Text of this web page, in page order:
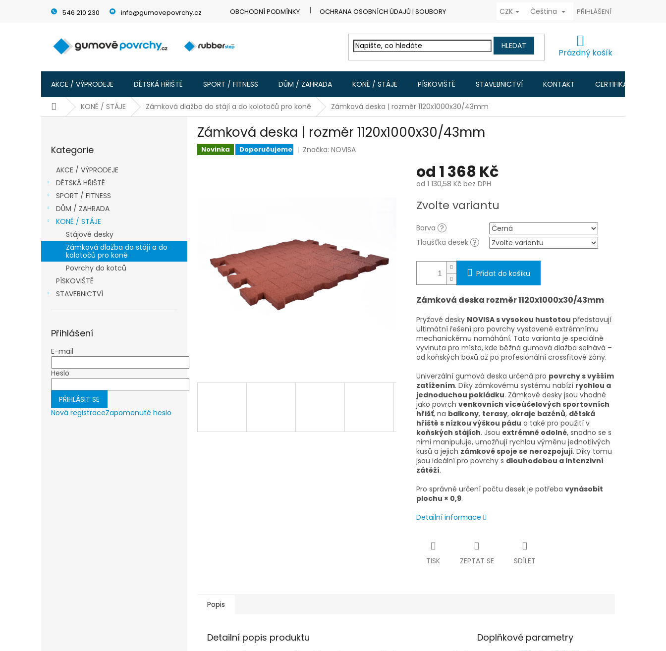
546 210 230 info@gumovepovrchy.cz OBCHODNÍ PODMÍNKY OCHRANA OSOBNÍCH ÚDAJŮ | SOUBORY COOKIES FORMULÁŘ ODSTOUPENÍ OD KUPNÍ SMLOUVY
CZK Čeština PŘIHLÁŠENÍ
HLEDAT
KOŠÍK
Prázdný košík
AKCE / VÝPRODEJE DĚTSKÁ HŘIŠTĚ SPORT / FITNESS DŮM / ZAHRADA KONĚ / STÁJE PÍSKOVIŠTĚ STAVEBNICTVÍ KONTAKT CERTIFIKACE A
DomůKONĚ / STÁJE Zámková dlažba do stájí a do kolotočů pro koně Zámková deska | rozměr 1120x1000x30/43mm
n
l
kategorie
Kategorie
AKCE / VÝPRODEJE
DĚTSKÁ HŘIŠTĚ
SPORT / FITNESS
DŮM / ZAHRADA
KONĚ / STÁJE
Stájové desky
Zámková dlažba do stájí a do
kolotočů pro koně
Povrchy do kotců
PÍSKOVIŠTĚ
STAVEBNICTVÍ
Přihlášení
E-mail
Heslo
PŘIHLÁSIT SE
Nová registraceZapomenuté heslo
Zámková deska | rozměr 1120x1000x30/43mm
Novinka Doporučujeme Značka:NOVISA
od 1 368 Kč
od 1 130,58 Kčbez DPH
cena:
Zvolte variantu
Barva ?
Tloušťka desek ?
Přidat do košíku
Zámková deska rozměr 1120x1000x30/43mm
Pryžové desky NOVISA s vysokou hustotou představují
ultimátní řešení pro povrchy vystavené extrémnímu
mechanickému namáhání. Tato varianta je speciálně
vyvinuta pro místa, kde běžná gumová dlažba selhává –
od koňských boxů až po profesionální crossfitové zóny.
Univerzální gumová deska určená pro povrchy s vyšším
zatížením. Díky zámkovému systému nabízí rychlou a
jednoduchou pokládku. Zámkové desky jsou vhodné
jako povrch venkovních víceúčelových sportovních
hřišť, na balkony, terasy, okraje bazénů, dětská
hřiště s nízkou výškou pádu a také pro použití v
koňských stájích. Jsou extrémně odolné, snadno se s
nimi manipuluje, umožňují rychlou výměnu jednotlivých
kusů a jejich zámkové spoje se nerozpojují. Díky tomu
jsou ideální pro povrchy s dlouhodobou a intenzivní
zátěží.
Pro správné určení počtu desek je potřeba vynásobit
plochu × 0,9.
Detailní informace
TISK ZEPTAT SE SDÍLET
Popis
Detailní popis produktu Doplňkové parametry